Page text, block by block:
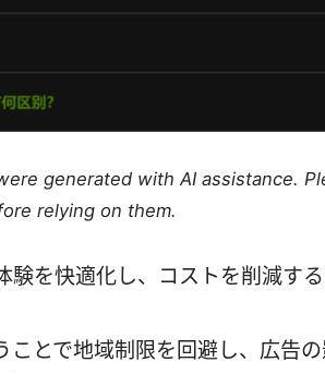
generated with AI assistance.
relying on them.
験を快適化し、コストを削減す
ことで地域制限を回避し、広告